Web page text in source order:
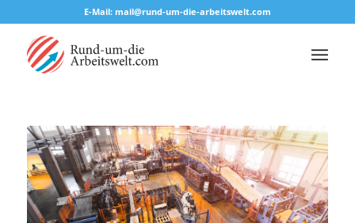
E-Mail: mail@rund-um-die-arbeitswelt.com